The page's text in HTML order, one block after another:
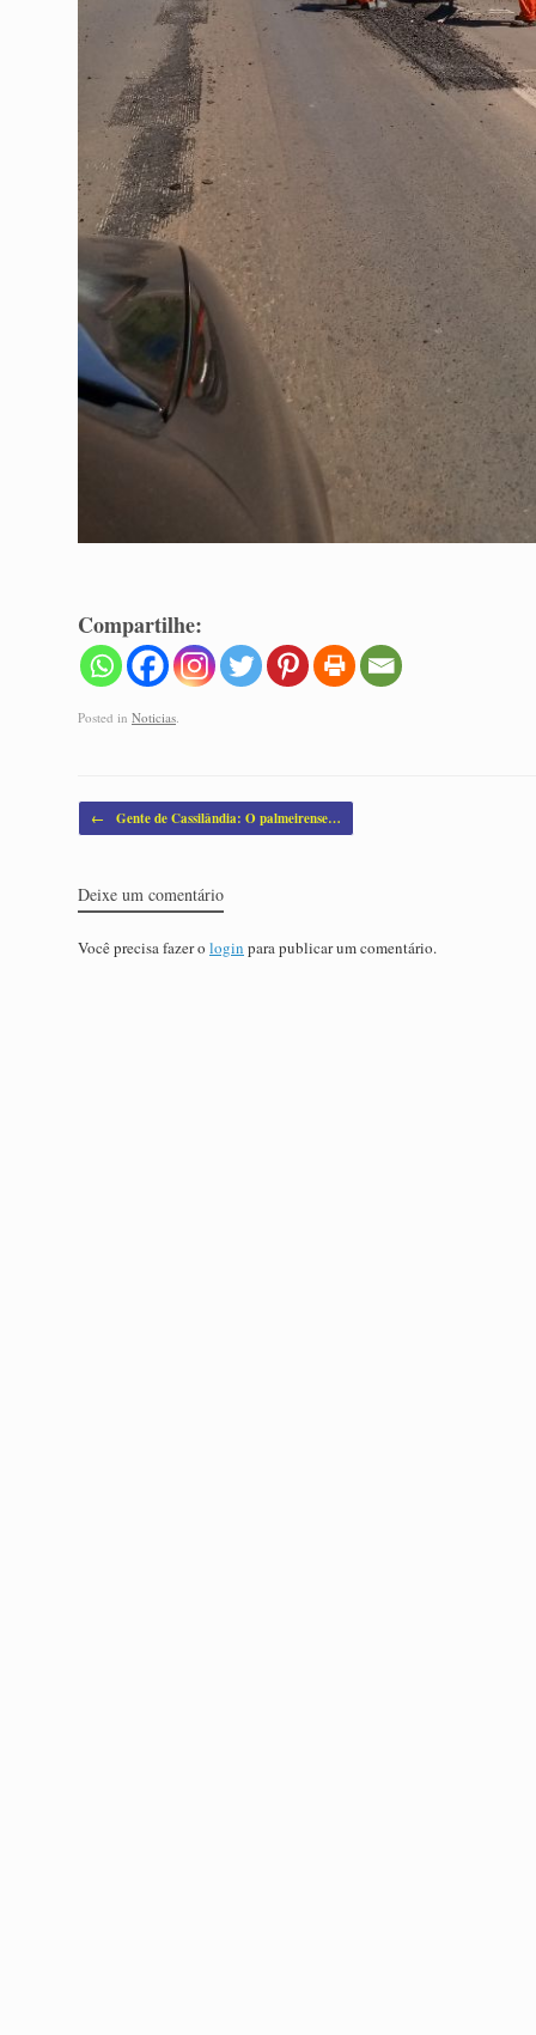
Compartilhe:
Posted in Noticias.
Post navigation
← Gente de Cassilândia: O palmeirense…
Deixe um comentário
Você precisa fazer o login para publicar um comentário.